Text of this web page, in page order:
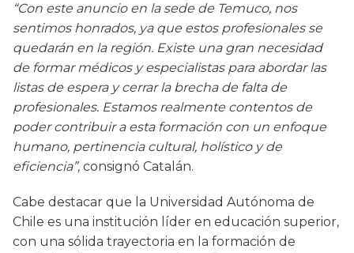
“Con este anuncio en la sede de Temuco, nos
sentimos honrados, ya que estos profesionales se
quedarán en la región. Existe una gran necesidad
de formar médicos y especialistas para abordar las
listas de espera y cerrar la brecha de falta de
profesionales. Estamos realmente contentos de
poder contribuir a esta formación con un enfoque
humano, pertinencia cultural, holístico y de
eficiencia”, consignó Catalán.
Cabe destacar que la Universidad Autónoma de
Chile es una institución líder en educación superior,
con una sólida trayectoria en la formación de